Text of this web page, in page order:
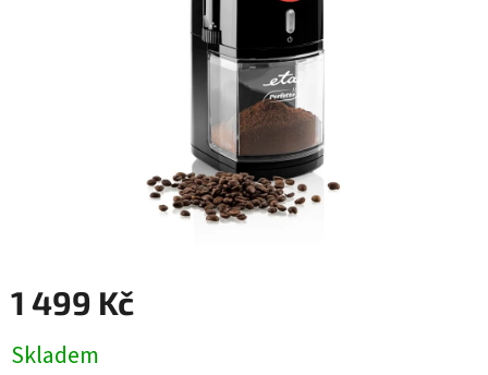
1 499 Kč
cena:
Skladem